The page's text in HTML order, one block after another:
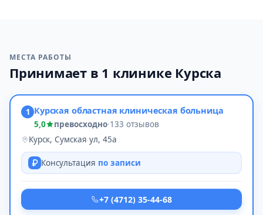
МЕСТА РАБОТЫ
Принимает в 1 клинике Курска
1 Курская областная клиническая больница
5,0 превосходно·133 отзывов
Курск, Сумская ул, 45а
Консультация по записи
+7 (4712) 35-44-68